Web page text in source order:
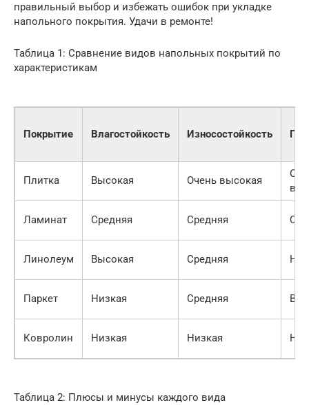
правильный выбор и избежать ошибок при укладке
напольного покрытия. Удачи в ремонте!
Таблица 1: Сравнение видов напольных покрытий по
характеристикам
Покрытие Влагостойкость Износостойкость
Плитка Высокая Очень высокая
Ламинат Средняя Средняя
Линолеум Высокая Средняя
Паркет Низкая Средняя
Ковролин Низкая Низкая
Таблица 2: Плюсы и минусы каждого вида